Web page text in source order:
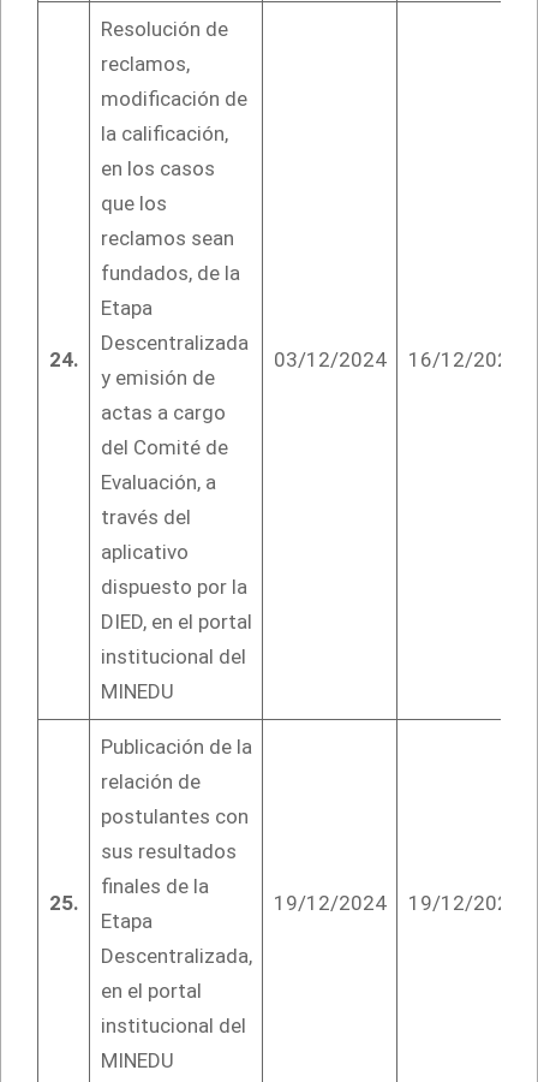
24.
Resolución de
reclamos,
modificación de
la calificación,
en los casos
que los
reclamos sean
fundados, de la
Etapa
Descentralizada
y emisión de
actas a cargo
del Comité de
Evaluación, a
través del
aplicativo
dispuesto por la
DIED, en el portal
institucional del
MINEDU
03/12/2024 16/12/2024
25.
Publicación de la
relación de
postulantes con
sus resultados
finales de la
Etapa
Descentralizada,
en el portal
institucional del
MINEDU
19/12/2024 19/12/2024